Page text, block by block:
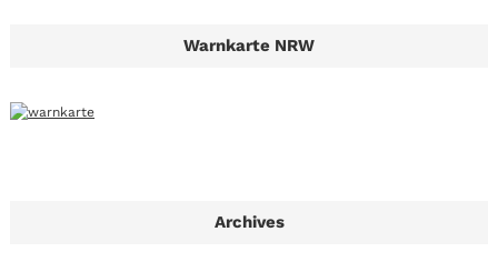
Warnkarte NRW
Archives